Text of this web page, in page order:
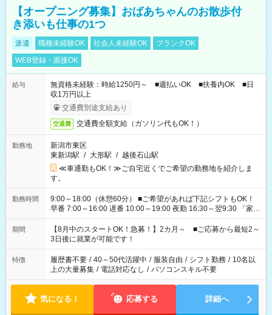
【オープニング募集】おばあちゃんのお散歩付
き添いも仕事の1つ
派遣 職種未経験OK 社会人未経験OK
ブランクOK
WEB登録・面接OK
給与
無資格未経験：時給1250円～ ■週払いOK ■扶養内OK ■日
収1万円以上
交通費別途支給あり
交通費 交通費全額支給（ガソリン代もOK！）
勤務地
新潟市東区
東新潟駅 / 大形駅 / 越後石山駅
≪車通勤もOK！≫ご自宅近くでご希望の勤務地を紹介しま
す。
勤務時間
9:00～18:00（休憩60分） ■ご希望があれば下記シフトもOK！
早番 7:00～16:00 遅番 10:00～19:00 夜勤 16:30～翌9:30 「家族
と休みを合わせたい」 「余裕を持って夕飯の準備がしたい」
「できれば残業はしたくない」 など、ご希望を教えてください
ね。 ※Wワーク希望の方へ 今ご覧のお仕事で希望する勤務時間
と、もう1つのお仕事の勤務時間。 合計で週40時間を超える場
合は応募できません。
期間
【8月中のスタートOK！急募！】2カ月～ ■ご応募から最短2～
3日後に就業が可能です！
特徴 履歴書不要 / 40～50代活躍中 / 服装自由 / シフト勤務 / 10名以
上の大量募集 / 電話対応なし / パソコンスキル不要
気になる！ 応募する 詳細へ